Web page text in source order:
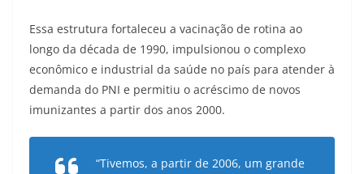
Essa estrutura fortaleceu a vacinação de rotina ao
longo da década de 1990, impulsionou o complexo
econômico e industrial da saúde no país para atender à
demanda do PNI e permitiu o acréscimo de novos
imunizantes a partir dos anos 2000.
“Tivemos, a partir de 2006, um grande